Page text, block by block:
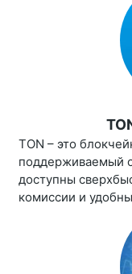
TON – это
поддерживаемый
доступны
комиссии и